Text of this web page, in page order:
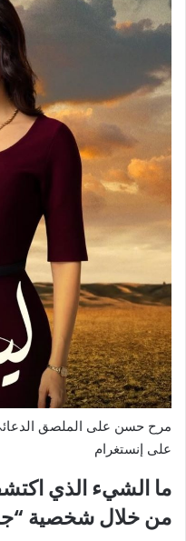
مرح حسن على الملصق
على إنستغرام
ما الشيء الذي
من خلال شخصية